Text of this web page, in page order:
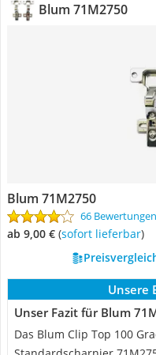
Blum 71M2750
Blum 71M2750
66 Bewertungen
ab 9,00 € ( Sofort lieferbar)
Unsere
Unser Fazit für Blum
Das Blum Clip Top 100